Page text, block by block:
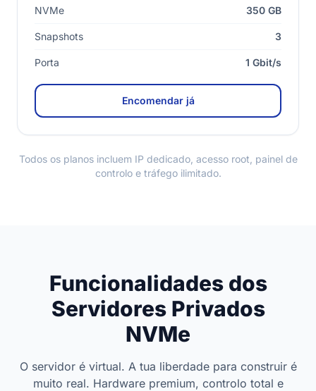
NVMe 350 GB
Snapshots 3
Porta 1 Gbit/s
Encomendar já
Todos os planos incluem IP dedicado, acesso root, painel de
controlo e tráfego ilimitado.
Funcionalidades dos
Servidores Privados
NVMe
O servidor é virtual. A tua liberdade para construir é
muito real. Hardware premium, controlo total e